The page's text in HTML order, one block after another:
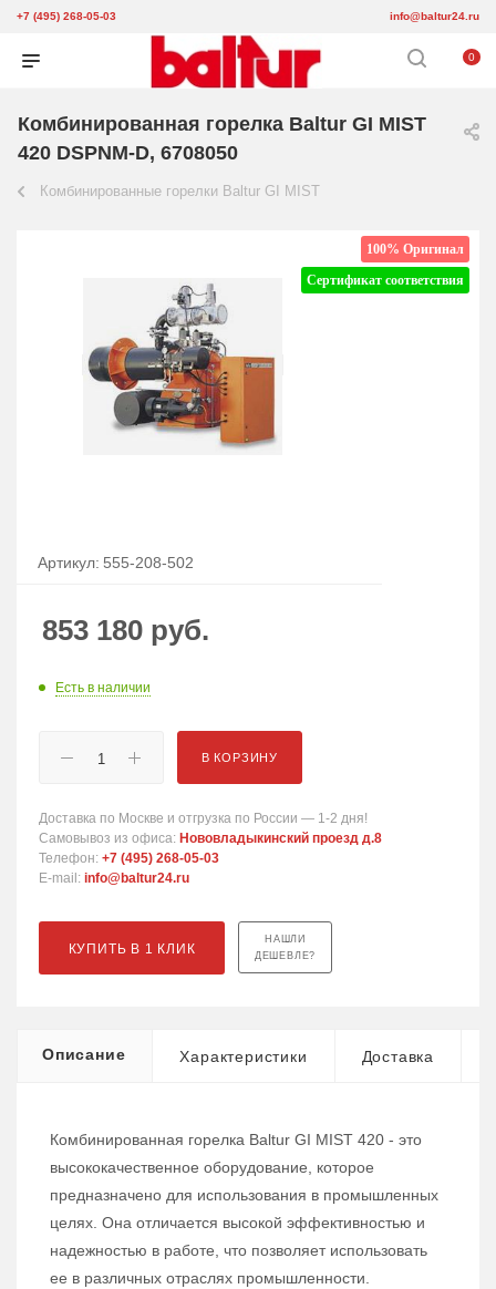
+7 (495) 268-05-03 info@baltur24.ru
0
Комбинированная горелка Baltur GI MIST
420 DSPNM-D, 6708050
Комбинированные горелки Baltur GI MIST
100% Оригинал
Сертификат соответствия
Артикул: 555-208-502
853 180 руб.
Есть в наличии
В КОРЗИНУ
Доставка по Москве и отгрузка по России — 1-2 дня!
Самовывоз из офиса: Нововладыкинский проезд д.8
Телефон: +7 (495) 268-05-03
E-mail: info@baltur24.ru
КУПИТЬ В 1 КЛИК
НАШЛИ
ДЕШЕВЛЕ?
Описание Характеристики Доставка
Комбинированная горелка Baltur GI MIST 420 - это
высококачественное оборудование, которое
предназначено для использования в промышленных
целях. Она отличается высокой эффективностью и
надежностью в работе, что позволяет использовать
ее в различных отраслях промышленности.